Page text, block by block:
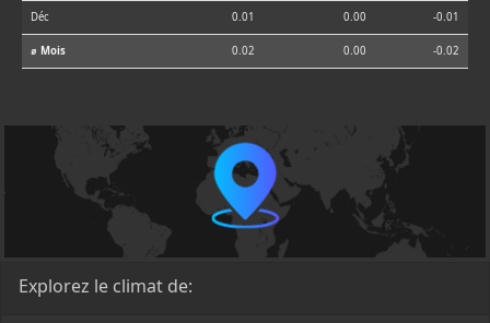
Déc 0.01 0.00 -0.01
⌀ Mois 0.02 0.00 -0.02
Explorez le climat de: